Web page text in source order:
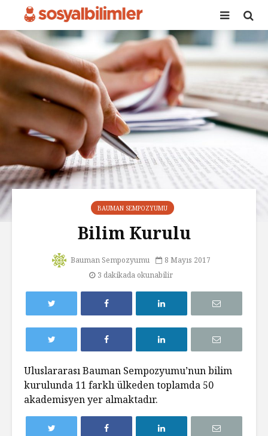
BAUMAN SEMPOZYUMU
Bilim Kurulu
Bauman Sempozyumu
8 Mayıs 2017
3 dakikada okunabilir
Uluslararası Bauman Sempozyumu’nun bilim
kurulunda 11 farklı ülkeden toplamda 50
akademisyen yer almaktadır.